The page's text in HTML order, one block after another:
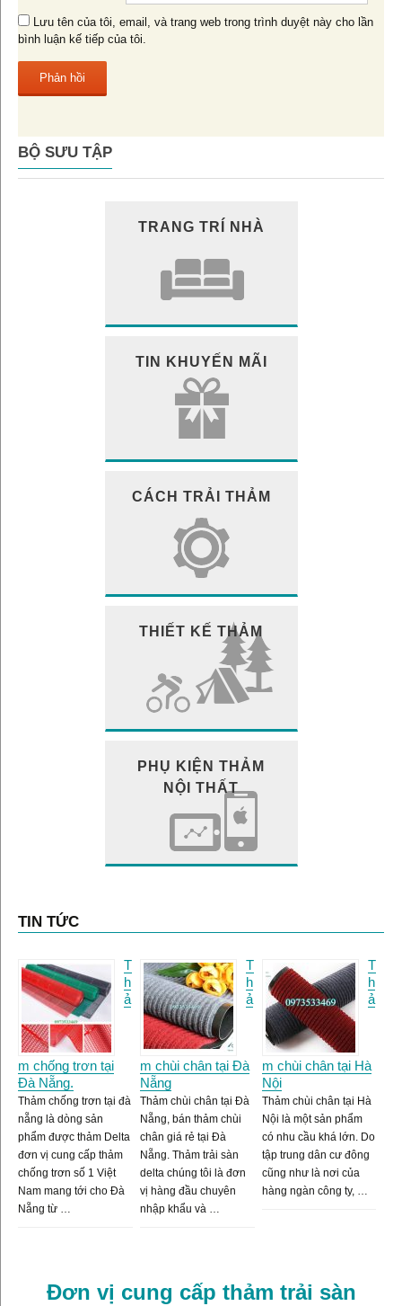
Lưu tên của tôi, email, và trang web trong trình duyệt này cho lần
bình luận kế tiếp của tôi.
BỘ SƯU TẬP
TRANG TRÍ NHÀ
TIN KHUYẾN MÃI
CÁCH TRẢI THẢM
THIẾT KẾ THẢM
PHỤ KIỆN THẢM
NỘI THẤT
TIN TỨC
T
h
ả
m chống trơn tại
Đà Nẵng.
Thảm chống trơn tại đà
nẵng là dòng sản
phẩm được thảm Delta
đơn vị cung cấp thảm
chống trơn số 1 Việt
Nam mang tới cho Đà
Nẵng từ …
T
h
ả
m chùi chân tại Đà
Nẵng
Thảm chùi chân tại Đà
Nẵng, bán thảm chùi
chân giá rẻ tại Đà
Nẵng. Thảm trải sàn
delta chúng tôi là đơn
vị hàng đầu chuyên
nhập khẩu và …
T
h
ả
m chùi chân tại Hà
Nội
Thảm chùi chân tại Hà
Nội là một sản phẩm
có nhu cầu khá lớn. Do
tập trung dân cư đông
cũng như là nơi của
hàng ngàn công ty, …
Đơn vị cung cấp thảm trải sàn